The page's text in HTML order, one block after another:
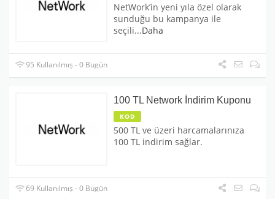
NetWork’in yeni yıla özel olarak
sunduğu bu kampanya ile
seçili...Daha
95 Kullanılmış - 0 Bugün
100 TL Network İndirim Kuponu
KOD
500 TL ve üzeri harcamalarınıza
100 TL indirim sağlar.
69 Kullanılmış - 0 Bugün